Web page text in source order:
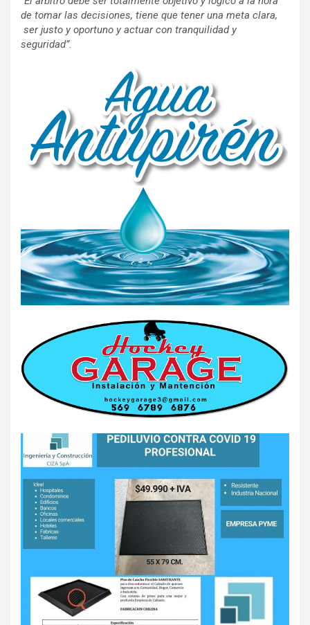
de tomar las decisiones, tiene que tener una meta clara,
ser justo y oportuno y actuar con tranquilidad y
seguridad”.